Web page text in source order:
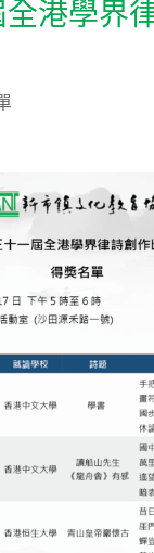
港學界